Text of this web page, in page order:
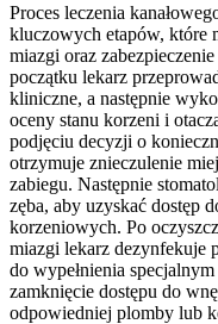
Proces leczenia
kluczowych etapów, które
miazgi oraz
początku lekarz
kliniczne, a następnie
oceny stanu korzeni i
podjęciu decyzji o
otrzymuje znieczulenie
zabiegu. Następnie
zęba, aby uzyskać dostęp
korzeniowych. Po
miazgi lekarz dezynfekuje
do wypełnienia
zamknięcie dostępu do
odpowiedniej plomby lub